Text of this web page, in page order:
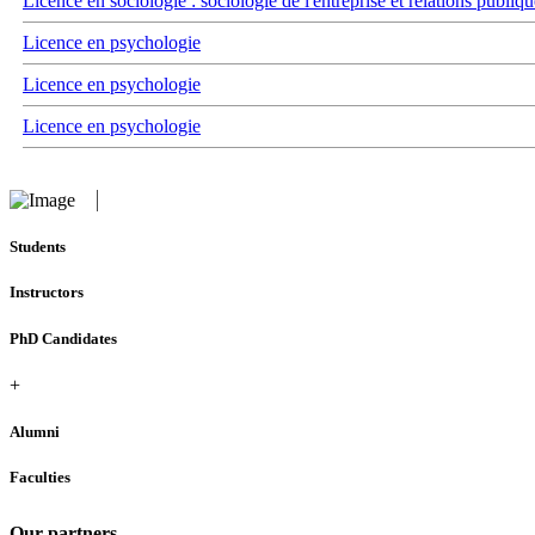
Licence en psychologie
Licence en psychologie
Licence en psychologie
Students
Instructors
PhD Candidates
+
Alumni
Faculties